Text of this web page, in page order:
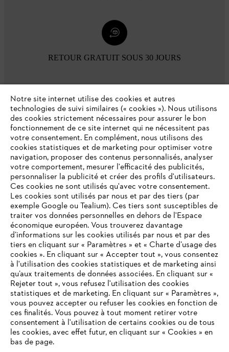
RETOUR GRATUIT SOUS 30 JOURS
L'Entreprise
Questions / Réponses
Service
Conditions Générales de Vente
VOTRE NAVIGATEUR INTERNET
N'EST PLUS PRIS EN CHARGE
Vous utilisez un navigateur Internet que nous ne prenons plus
en charge, et certaines fonctionnalités de notre site ne
peuvent fonctionner correctement. Pour une utilisation
Notre site internet utilise des cookies et autres
technologies de suivi similaires (« cookies »). Nous utilisons
des cookies strictement nécessaires pour assurer le bon
fonctionnement de ce site internet qui ne nécessitent pas
votre consentement. En complément, nous utilisons des
cookies statistiques et de marketing pour optimiser votre
navigation, proposer des contenus personnalisés, analyser
votre comportement, mesurer l'efficacité des publicités,
personnaliser la publicité et créer des profils d'utilisateurs.
Ces cookies ne sont utilisés qu'avec votre consentement.
Les cookies sont utilisés par nous et par des tiers (par
exemple Google ou Tealium). Ces tiers sont susceptibles de
traiter vos données personnelles en dehors de l'Espace
économique européen. Vous trouverez davantage
d’informations sur les cookies utilisés par nous et par des
tiers en cliquant sur « Paramètres » et « Charte d’usage des
cookies ». En cliquant sur « Accepter tout », vous consentez
à l'utilisation des cookies statistiques et de marketing ainsi
qu’aux traitements de données associées. En cliquant sur «
Rejeter tout », vous refusez l'utilisation des cookies
statistiques et de marketing. En cliquant sur « Paramètres »,
vous pouvez accepter ou refuser les cookies en fonction de
ces finalités. Vous pouvez à tout moment retirer votre
consentement à l'utilisation de certains cookies ou de tous
les cookies, avec effet futur, en cliquant sur « Cookies » en
bas de page.